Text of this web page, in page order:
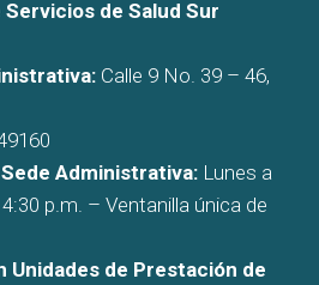
de Salud Sur
Calle 9 No. 39 – 46,
Administrativa: Lunes a
p.m. – Ventanilla única de
Unidades de Prestación de